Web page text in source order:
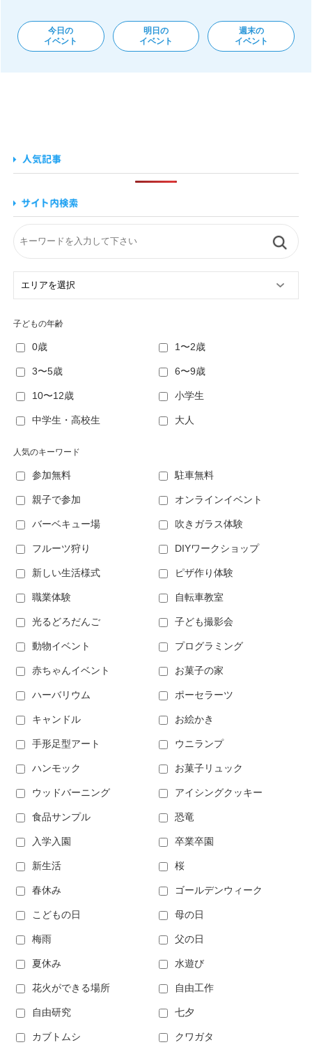
今日の
イベント
明日の
イベント
週末の
イベント
子どもの年齢
0歳 1〜2歳
3〜5歳 6〜9歳
10〜12歳 小学生
中学生・高校生 大人
人気のキーワード
参加無料 駐車無料
親子で参加 オンラインイベント
バーベキュー場 吹きガラス体験
フルーツ狩り DIYワークショップ
新しい生活様式 ピザ作り体験
職業体験 自転車教室
光るどろだんご 子ども撮影会
動物イベント プログラミング
赤ちゃんイベント お菓子の家
ハーバリウム ポーセラーツ
キャンドル お絵かき
手形足型アート ウニランプ
ハンモック お菓子リュック
ウッドバーニング アイシングクッキー
食品サンプル 恐竜
入学入園 卒業卒園
新生活 桜
春休み ゴールデンウィーク
こどもの日 母の日
梅雨 父の日
夏休み 水遊び
花火ができる場所 自由工作
自由研究 七夕
カブトムシ クワガタ